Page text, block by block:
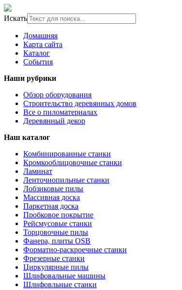
Искать
Домашняя
Карта сайта
Каталог
События
Наши рубрики
Обзор оборудования
Строительство деревянных домов
Все о пиломатериалах
Деревянный декор
Наш каталог
Комбинированные станки
Кромкооблицовочные станки
Ламинат
Ленточнопильные станки
Лобзиковые пилы
Массивная доска
Паркетная доска
Пробковое покрытие
Рейсмусовые станки
Торцовочные пилы
Фанера, плиты OSB
Форматно-раскроечные станки
Фрезерные станки
Циркулярные пилы
Шлифовальные машины
Шлифовльные станки